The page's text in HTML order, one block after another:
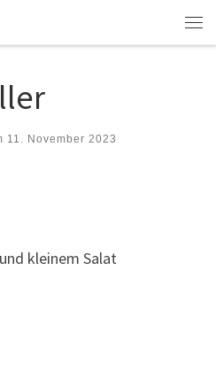
11. November 2023
kleinem Salat